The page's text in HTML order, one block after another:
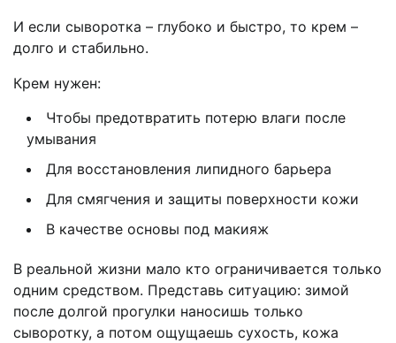
И если сыворотка – глубоко и быстро, то крем –
долго и стабильно.
Крем нужен:
Чтобы предотвратить потерю влаги после
умывания
Для восстановления липидного барьера
Для смягчения и защиты поверхности кожи
В качестве основы под макияж
В реальной жизни мало кто ограничивается только
одним средством. Представь ситуацию: зимой
после долгой прогулки наносишь только
сыворотку, а потом ощущаешь сухость, кожа